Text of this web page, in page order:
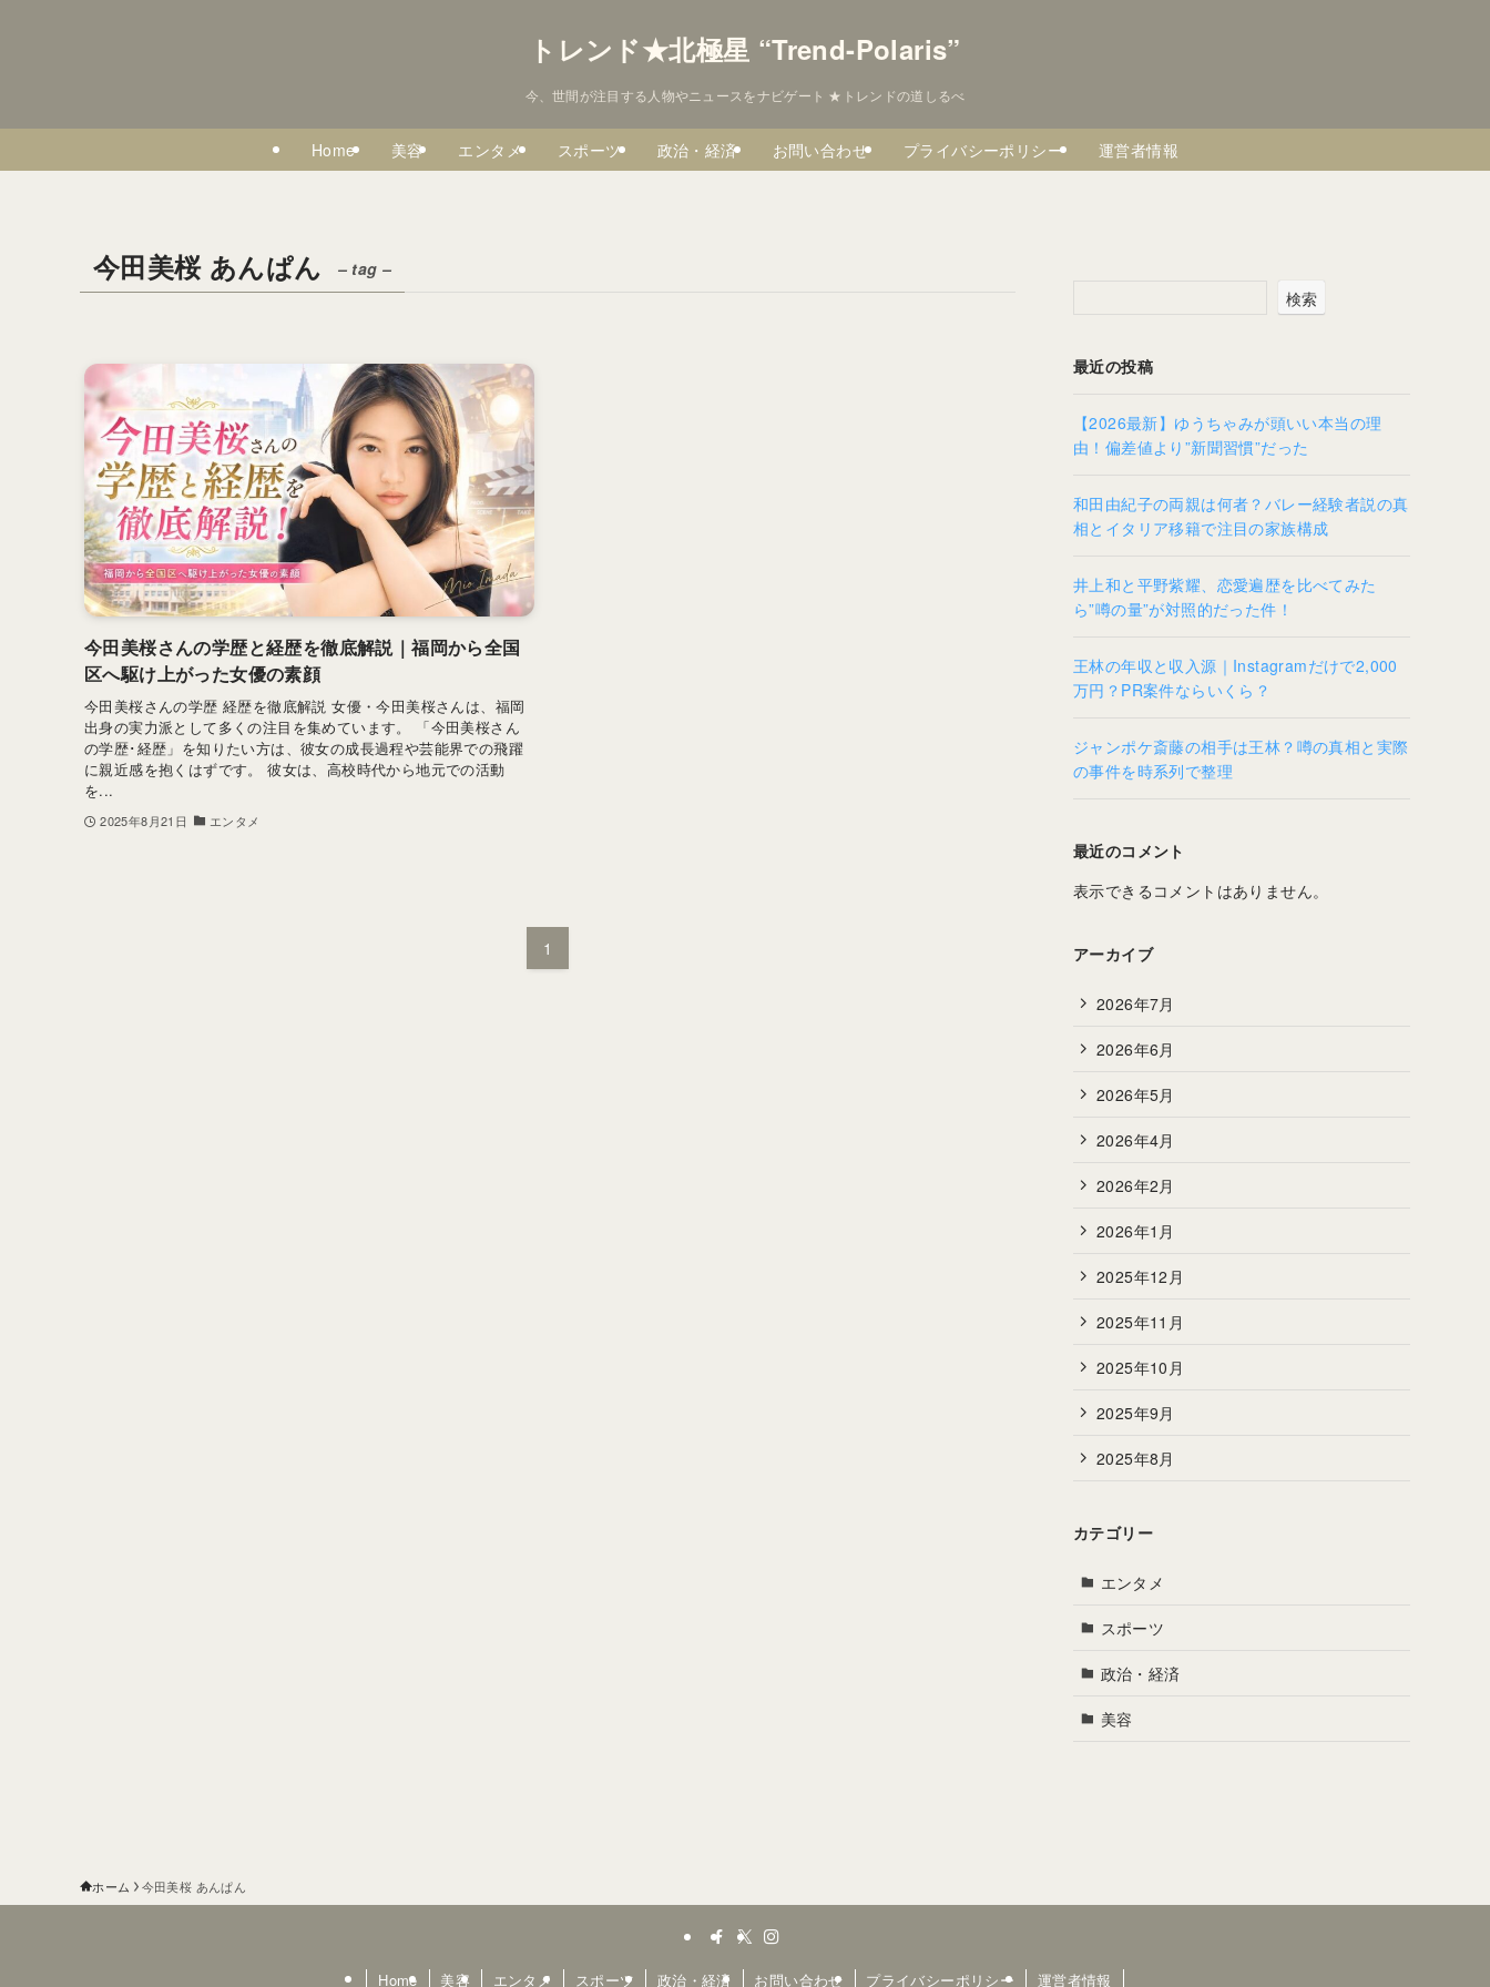
トレンド★北極星 “Trend-Polaris”
今、世間が注目する人物やニュースをナビゲート ★トレンドの道しるべ
Home 美容 エンタメ スポーツ 政治・経済 お問い合わせ プライバシーポリシー 運営者情報
今田美桜 あんぱん – tag –
今田美桜さんの学歴と経歴を徹底解説｜福岡から全国
区へ駆け上がった女優の素顔
今田美桜さんの学歴 経歴を徹底解説 女優・今田美桜さんは、福岡
出身の実力派として多くの注目を集めています。 「今田美桜さん
の学歴･経歴」を知りたい方は、彼女の成長過程や芸能界での飛躍
に親近感を抱くはずです。 彼女は、高校時代から地元での活動
を...
2025年8月21日 エンタメ
1
検索
最近の投稿
【2026最新】ゆうちゃみが頭いい本当の理
由！偏差値より”新聞習慣”だった
和田由紀子の両親は何者？バレー経験者説の真
相とイタリア移籍で注目の家族構成
井上和と平野紫耀、恋愛遍歴を比べてみた
ら”噂の量”が対照的だった件！
王林の年収と収入源｜Instagramだけで2,000
万円？PR案件ならいくら？
ジャンポケ斎藤の相手は王林？噂の真相と実際
の事件を時系列で整理
最近のコメント
表示できるコメントはありません。
アーカイブ
2026年7月
2026年6月
2026年5月
2026年4月
2026年2月
2026年1月
2025年12月
2025年11月
2025年10月
2025年9月
2025年8月
カテゴリー
エンタメ
スポーツ
政治・経済
美容
ホーム 今田美桜 あんぱん
Home 美容 エンタメ スポーツ 政治・経済 お問い合わせ プライバシーポリシー 運営者情報